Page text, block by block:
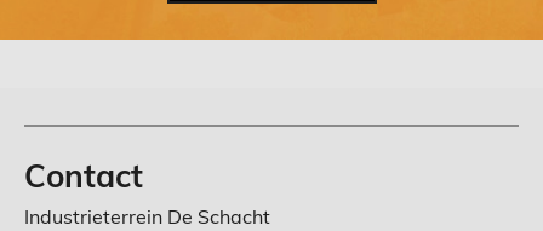
Contact
Industrieterrein De Schacht